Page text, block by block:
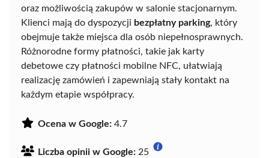
oraz możliwością zakupów w salonie stacjonarnym.
Klienci mają do dyspozycji bezpłatny parking, który
obejmuje także miejsca dla osób niepełnosprawnych.
Różnorodne formy płatności, takie jak karty
debetowe czy płatności mobilne NFC, ułatwiają
realizację zamówień i zapewniają stały kontakt na
każdym etapie współpracy.
Ocena w Google: 4.7
Liczba opinii w Google: 25